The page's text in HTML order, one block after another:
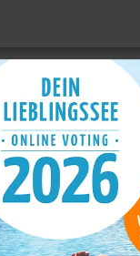
Ferienwohnung